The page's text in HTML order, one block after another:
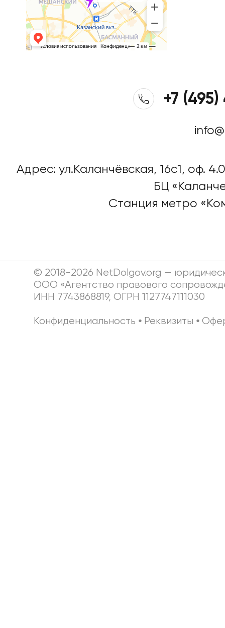
+7
Адрес: ул.Каланчёвская, 16c1, оф.
БЦ
Станция метро
© 2018-2026 NetDolgov.org —
ООО «Агентство правового
ИНН 7743868819, ОГРН 1127747111030
Конфиденциальность ⦁ Реквизиты ⦁